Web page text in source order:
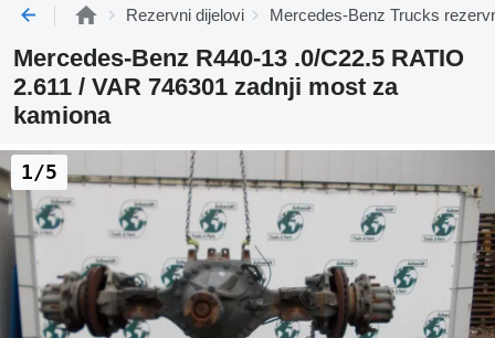
Rezervni dijelovi Mercedes-Benz Trucks
Mercedes-Benz R440-13 .0/C22.5 RATIO
2.611 / VAR 746301 zadnji most za
kamiona
1/5